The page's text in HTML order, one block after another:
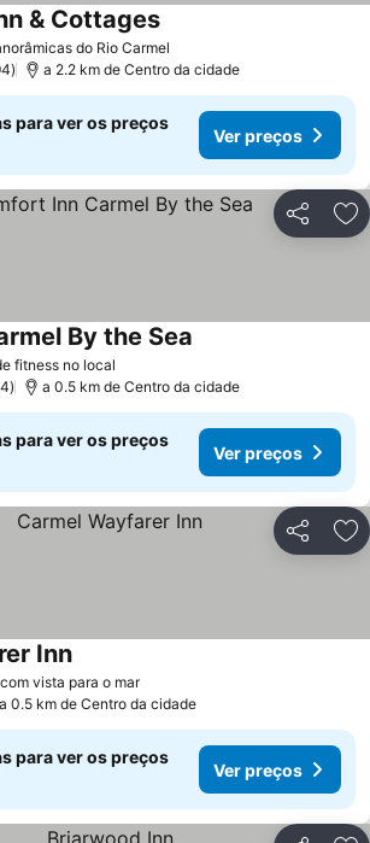
do Rio Carmel
& Cottages
a 2.2 km de Centro da cidade
para ver os preços
Ver preços
Partilhar
fitness no local
By the Sea
a 0.5 km de Centro da cidade
para ver os preços
Ver preços
Partilhar
vista para o mar
Inn
a 0.5 km de Centro da cidade
para ver os preços
Ver preços